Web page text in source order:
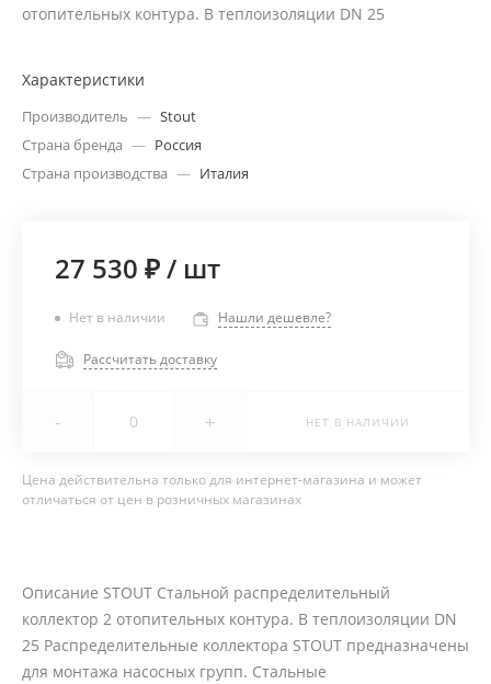
отопительных контура. В теплоизоляции DN 25
Характеристики
Производитель — Stout
Страна бренда — Россия
Страна производства — Италия
27 530 ₽/ шт
Нет в наличии Нашли дешевле?
Рассчитать доставку
- + НЕТ В НАЛИЧИИ
Цена действительна только для интернет-магазина и может
отличаться от цен в розничных магазинах
Описание STOUT Стальной распределительный
коллектор 2 отопительных контура. В теплоизоляции DN
25 Распределительные коллектора STOUT предназначены
для монтажа насосных групп. Стальные